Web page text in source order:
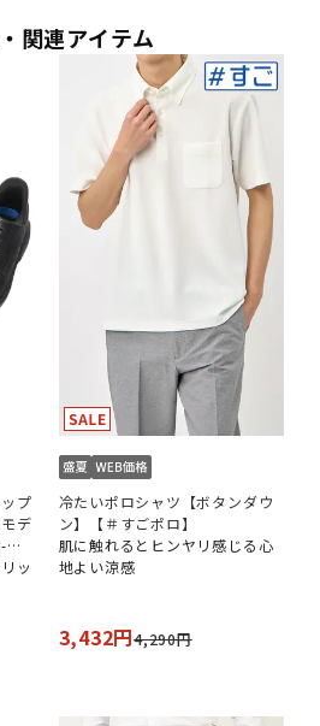
関連アイテム
プ
デ
ッ
冷たいポロシャツ【ボタンダウ
ン】【＃すごポロ】
肌に触れるとヒンヤリ感じる心
地よい涼感
3,432円4,290円